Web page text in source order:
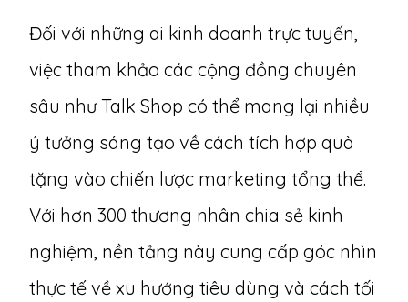
Đối với những ai kinh doanh trực tuyến,
việc tham khảo các cộng đồng chuyên
sâu nhưTalk Shop có thể mang lại nhiều
ý tưởng sáng tạo về cách tích hợp quà
tặng vào chiến lược marketing tổng thể.
Với hơn 300 thương nhân chia sẻ kinh
nghiệm, nền tảng này cung cấp góc nhìn
thực tế về xu hướng tiêu dùng và cách tối